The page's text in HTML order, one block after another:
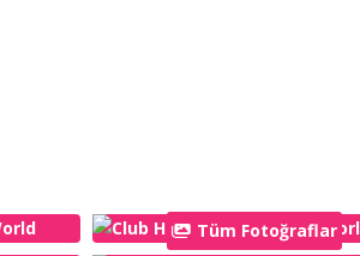
Tüm Fotoğraflar